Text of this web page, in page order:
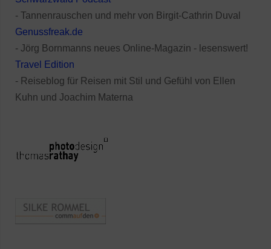
- Tannenrauschen und mehr von Birgit-Cathrin Duval
Genussfreak.de
- Jörg Bornmanns neues Online-Magazin - lesenswert!
Travel Edition
- Reiseblog für Reisen mit Stil und Gefühl von Ellen
Kuhn und Joachim Materna